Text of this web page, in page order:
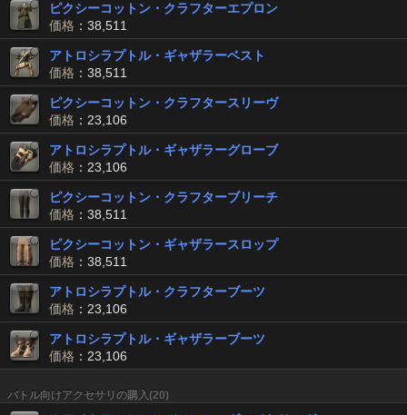
ピクシーコットン・クラフターエプロン
価格 ：38,511
アトロシラプトル・ギャザラーベスト
価格 ：38,511
ピクシーコットン・クラフタースリーヴ
価格 ：23,106
アトロシラプトル・ギャザラーグローブ
価格 ：23,106
ピクシーコットン・クラフターブリーチ
価格 ：38,511
ピクシーコットン・ギャザラースロップ
価格 ：38,511
アトロシラプトル・クラフターブーツ
価格 ：23,106
アトロシラプトル・ギャザラーブーツ
価格 ：23,106
バトル向けアクセサリの購入(20)